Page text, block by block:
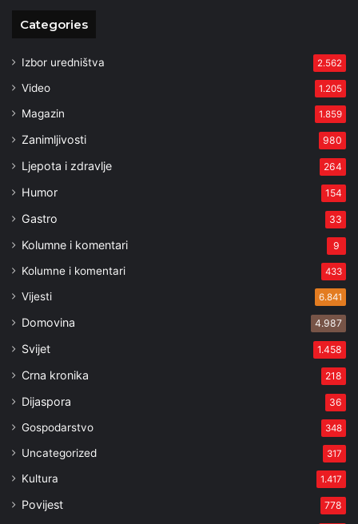
Categories
Izbor uredništva 2.562
Video 1.205
Magazin 1.859
Zanimljivosti 980
Ljepota i zdravlje 264
Humor 154
Gastro 33
Kolumne i komentari 9
Kolumne i komentari 433
Vijesti 6.841
Domovina 4.987
Svijet 1.458
Crna kronika 218
Dijaspora 36
Gospodarstvo 348
Uncategorized 317
Kultura 1.417
Povijest 778